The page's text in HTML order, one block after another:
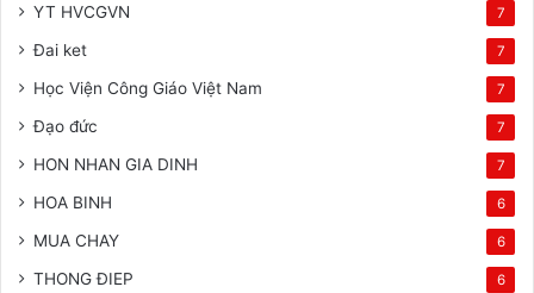
YT HVCGVN 7
Đai ket 7
Học Viện Công Giáo Việt Nam 7
Đạo đức 7
HON NHAN GIA DINH 7
HOA BINH 6
MUA CHAY 6
THONG ĐIEP 6